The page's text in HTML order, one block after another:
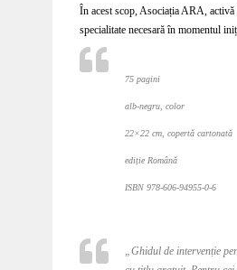
În acest scop, Asociația ARA,
specialitate necesară în momentul
75 pagini
alb-negru, color
22×22 cm, copertă cartonată
ediție Română
ISBN 978-606-94955-0-6
„Ghidul de intervenție